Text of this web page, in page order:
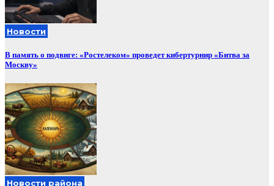
Новости
В память о подвиге: «Ростелеком» проведет кибертурнир «Битва за
Москву»
Новости района